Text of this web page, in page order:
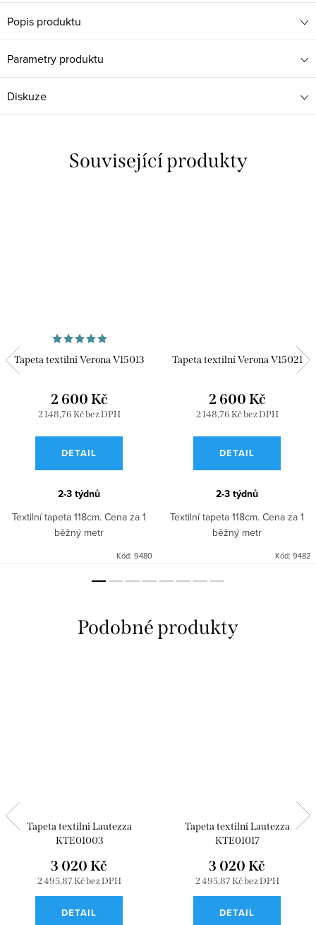
Popis produktu
Parametry produktu
Diskuze
Související produkty
Tapeta textilní Verona V15013
2 148,76 Kč bez DPH
2 600 Kč
DETAIL
2-3 týdnů
Textilní tapeta 118cm. Cena za 1
běžný metr
Kód: 9480
Tapeta textilní Verona V15021
2 148,76 Kč bez DPH
2 600 Kč
DETAIL
2-3 týdnů
Textilní tapeta 118cm. Cena za 1
běžný metr
Kód: 9482
Tapeta textilní Lautezza
KTE01003
2 495,87 Kč bez DPH
3 020 Kč
DETAIL
Tapeta textilní Lautezza
KTE01017
2 495,87 Kč bez DPH
3 020 Kč
DETAIL